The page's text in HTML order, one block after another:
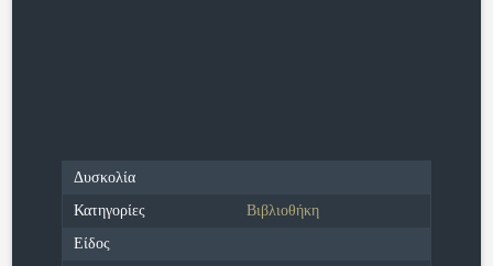
Δυσκολία
Κατηγορίες
Βιβλιοθήκη
Είδος